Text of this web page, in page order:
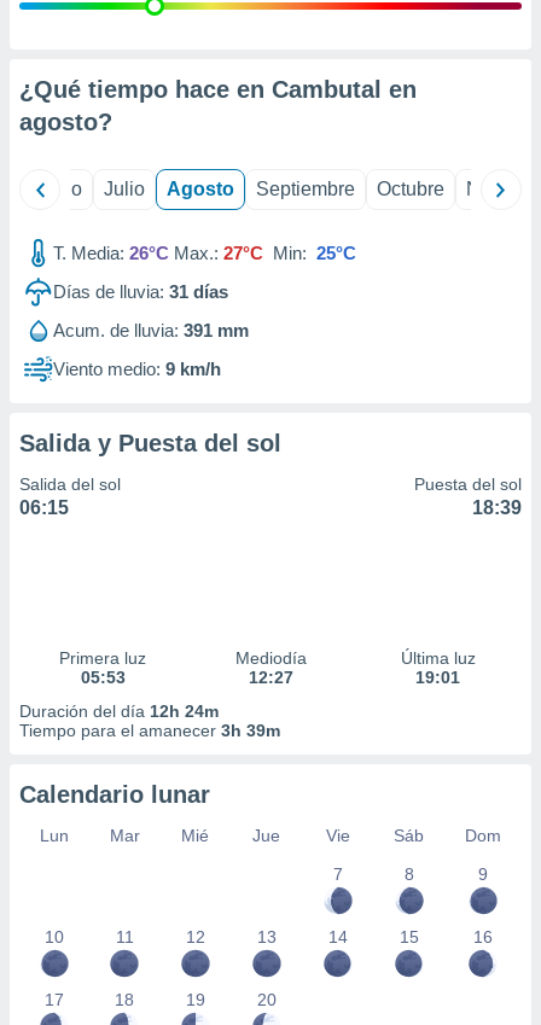
e
mediante
publicidad
de
1199
¿Qué tiempo hace en Cambutal en
agosto?
Junio Julio Agosto Septiembre Octubre
T. Media: 26°C Max.: 27°C Min: 25°C
Días de lluvia: 31 días
Acum. de lluvia: 391 mm
Viento medio: 9 km/h
Salida y Puesta del sol
Salida del sol
06:15
Puesta del sol
18:39
Primera luz
05:53
Mediodía
12:27
Última luz
19:01
Duración del día 12h 24m
Tiempo para el amanecer 3h 39m
Calendario lunar
Lun Mar Mié Jue Vie Sáb
Dom
7
8 9
10 11 12 13 14 15 16
17 18 19 20